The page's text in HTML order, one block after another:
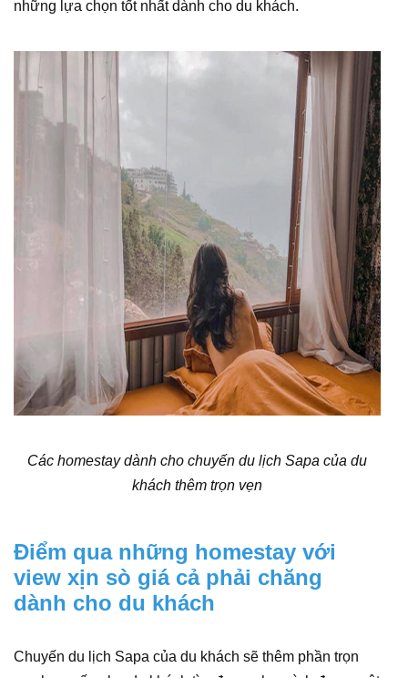
những lựa chọn tốt nhất dành cho du khách.
Các homestay dành cho chuyến du lịch Sapa của du
khách thêm trọn vẹn
Điểm qua những homestay với
view xịn sò giá cả phải chăng
dành cho du khách
Chuyến du lịch Sapa của du khách sẽ thêm phần trọn